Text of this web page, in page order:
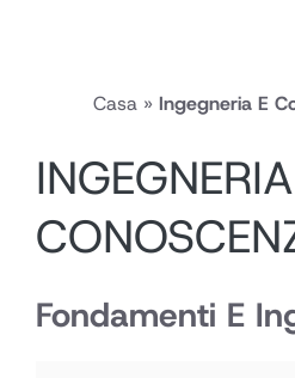
Casa » Ingegneria E
Fondamenti E